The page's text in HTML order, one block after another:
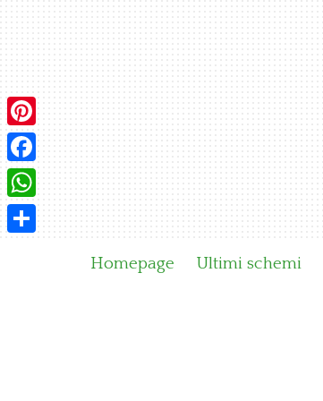
Homepage Ultimi schemi
Pinterest
Facebook
WhatsApp